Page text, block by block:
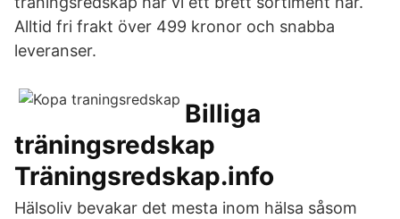
Alltid fri frakt över 499 kronor och snabba
leveranser.
Billiga
träningsredskap
Träningsredskap.info
Hälsoliv bevakar det mesta inom hälsa såsom